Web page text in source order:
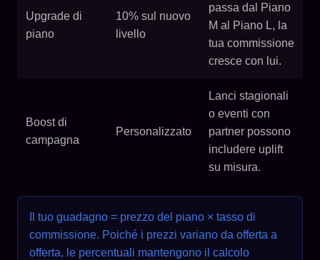
Upgrade di
piano
10% sul nuovo
livello
passa dal Piano
M al Piano L, la
tua commissione
cresce con lui.
Boost di
campagna
Personalizzato
Lanci stagionali
o eventi con
partner possono
includere uplift
su misura.
Il tuo guadagno = prezzo del piano × tasso di
commissione. Poiché i prezzi variano da offerta a
offerta, le percentuali mantengono il calcolo